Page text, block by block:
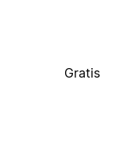
Gratis